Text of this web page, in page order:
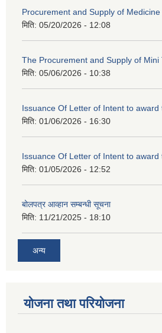
Procurement and Supply of
मिति: 05/20/2026 - 12:08
The Procurement and Supply of
मिति: 05/06/2026 - 10:38
Issuance Of Letter of Intent to award
मिति: 01/06/2026 - 16:30
Issuance Of Letter of Intent to award
मिति: 01/05/2026 - 12:52
बोलपत्र आव्हान सम्बन्धी सूचना
मिति: 11/21/2025 - 18:10
अन्य
योजना तथा परियोजना